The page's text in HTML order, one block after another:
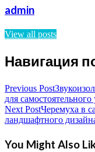
admin
View all posts
Навигация
Previous Post
для
Next PostЧеремуха в
ландшафтного
You Might Also